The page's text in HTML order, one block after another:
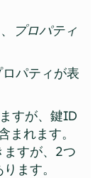
プロパティ
パティが表
すが、鍵ID
まれます。
すが、2つ
ます。